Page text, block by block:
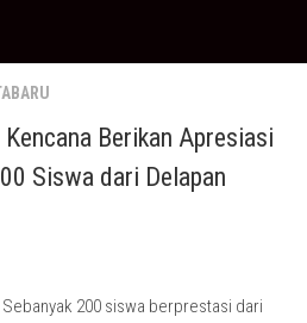
Berikan Apresiasi
Siswa dari Delapan
200 siswa berprestasi dari